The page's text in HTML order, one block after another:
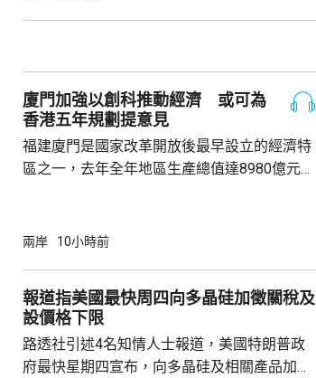
的效率；若保單退出和有退出收益，而當地稅
務局又有數據處理能力，就會徵稅。 受消...
廈門加強以創科推動經濟 或可為
香港五年規劃提意見
福建廈門是國家改革開放後最早設立的經濟特
區之一，去年全年地區生產總值達8980億元人
創新科技引領工程，加快建設多個科學城和實
級海洋高新園區，採用「政府統籌+市場化營
運」模式，累計已完成13個項目，並有54個重
點推進項目，總...
兩岸 10小時前
報道指美國最快周四向多晶硅加徵關稅及
設價格下限
路透社引述4名知情人士報道，美國特朗普政
府最快星期四宣布，向多晶硅及相關產品加徵